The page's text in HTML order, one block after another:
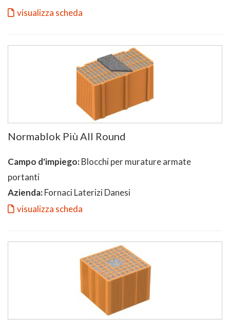
visualizza scheda
Normablok Più All Round
Campo d'impiego:Blocchi per murature armate
portanti
Azienda:Fornaci Laterizi Danesi
visualizza scheda